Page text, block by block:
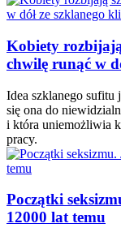
Kobiety
chwilę runąć w
Idea szklanego sufitu
się ona do
i która uniemożliwia
pracy.
Początki
12000 lat temu